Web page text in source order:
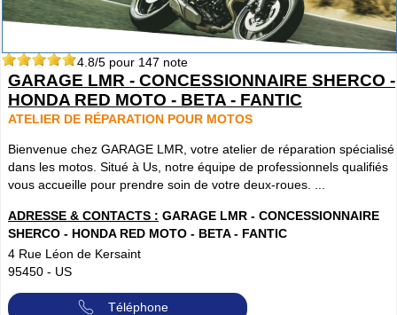
4.8/5 pour 147 note
GARAGE LMR - CONCESSIONNAIRE SHERCO -
HONDA RED MOTO - BETA - FANTIC
ATELIER DE RÉPARATION POUR MOTOS
Bienvenue chez GARAGE LMR, votre atelier de réparation spécialisé
dans les motos. Situé à Us, notre équipe de professionnels qualifiés
vous accueille pour prendre soin de votre deux-roues. ...
ADRESSE & CONTACTS : GARAGE LMR - CONCESSIONNAIRE
SHERCO - HONDA RED MOTO - BETA - FANTIC
4 Rue Léon de Kersaint
95450 - US
Téléphone